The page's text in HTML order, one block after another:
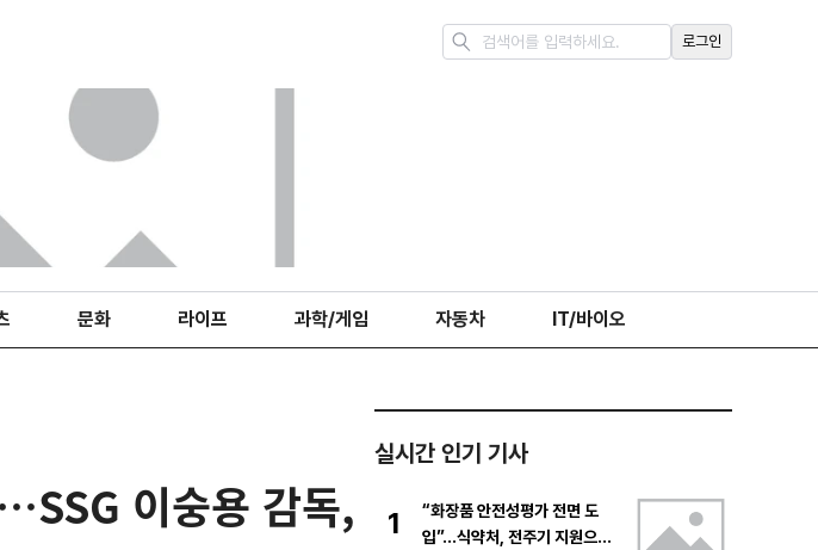
로그인
문화 라이프 과학/게임 자동차 IT/바이오
이숭용 감독,
실시간 인기 기사
1
“화장품 안전성평가 전면 도
입”…식약처, 전주기 지원으로